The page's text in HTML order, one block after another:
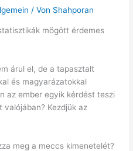
/ Von Shahporan
mögött érdemes
árul el, de a tapasztalt
és magyarázatokkal
az ember egyik kérdést teszi
Kezdjük az
meg a meccs kimenetelét?